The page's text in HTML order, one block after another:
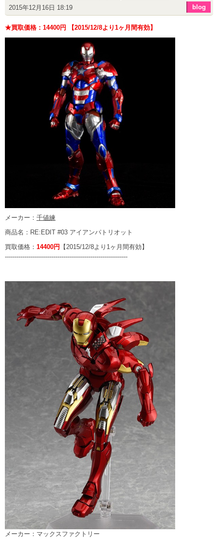
2015年12月16日 18:19 blog
★買取価格：14400円 【2015/12/8より1ヶ月間有効】
メーカー： 千値練
商品名：RE:EDIT #03 アイアンパトリオット
買取価格： 14400円
【2015/12/8より1ヶ月間有効】
---------------------------------------------------------------
メーカー：マックスファクトリー